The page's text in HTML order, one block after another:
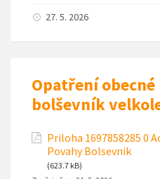
27. 5. 2026
Opatření obecné
bolševník
Priloha 1697858285 0
Povahy Bolsevnik
(623.7 kB)